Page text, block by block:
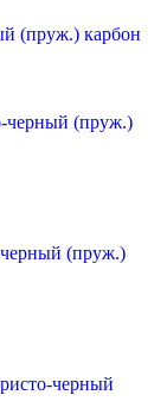
(пруж.) карбон
черный (пруж.)
(пруж.)
черный